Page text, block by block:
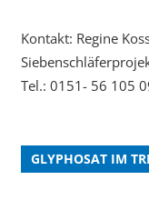
Kontakt: Regine
Tel.: 0151- 56 105
GLYPHOSAT IM